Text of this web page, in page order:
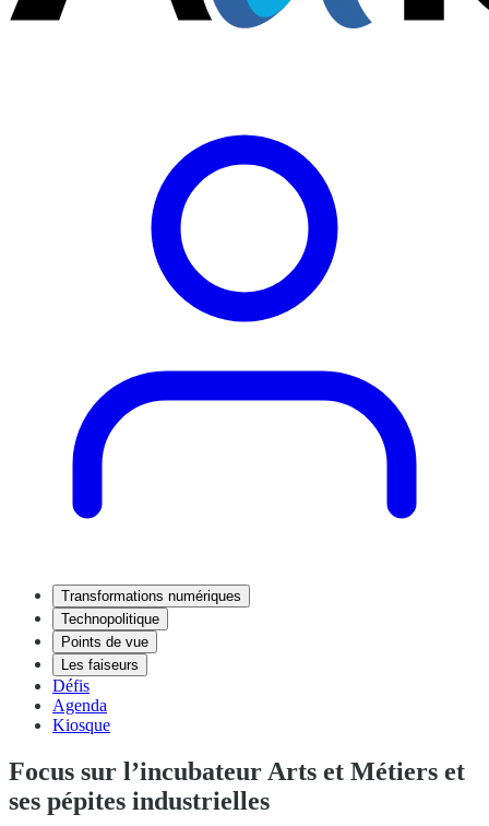
Transformations numériques
Technopolitique
Points de vue
Les faiseurs
Défis
Agenda
Kiosque
Focus sur l’incubateur Arts et Métiers et
ses pépites industrielles